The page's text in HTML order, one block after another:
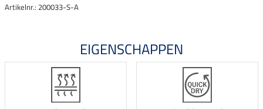
Artikelnr.: 200033-S-A
EIGENSCHAPPEN